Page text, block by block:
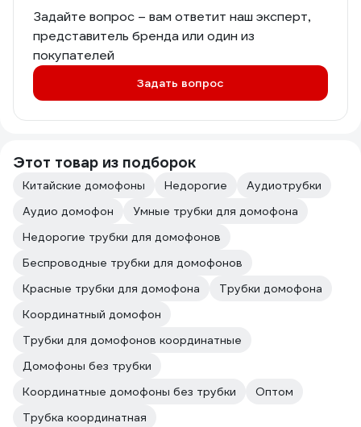
Задайте вопрос – вам ответит наш эксперт,
представитель бренда или один из
покупателей
Задать вопрос
Этот товар из подборок
Китайские домофоны Недорогие
Аудиотрубки
Аудио домофон
Умные трубки для домофона
Недорогие трубки для домофонов
Беспроводные трубки для домофонов
Красные трубки для домофона
Трубки домофона
Координатный домофон
Трубки для домофонов координатные
Домофоны без трубки
Координатные домофоны без трубки
Оптом
Трубка координатная